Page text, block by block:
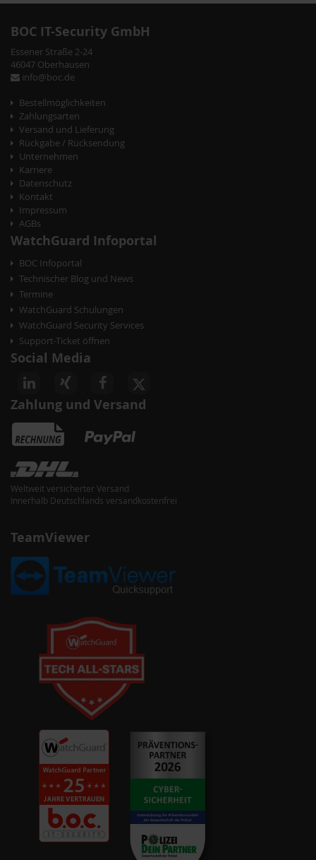
Ende
der
Bildergalerie
springen
Anfang
der
Bildergalerie
springen
BOC IT-Security GmbH
Essener Straße 2-24
46047 Oberhausen
info@boc.de
Bestellmöglichkeiten
Zahlungsarten
Versand und Lieferung
Rückgabe / Rücksendung
Unternehmen
Karriere
Datenschutz
Kontakt
Impressum
AGBs
WatchGuard Infoportal
BOC Infoportal
Technischer Blog und News
Termine
WatchGuard Schulungen
WatchGuard Security Services
Support-Ticket öffnen
Social Media
Zahlung und Versand
Weltweit versicherter Versand
Innerhalb Deutschlands versandkostenfrei
TeamViewer